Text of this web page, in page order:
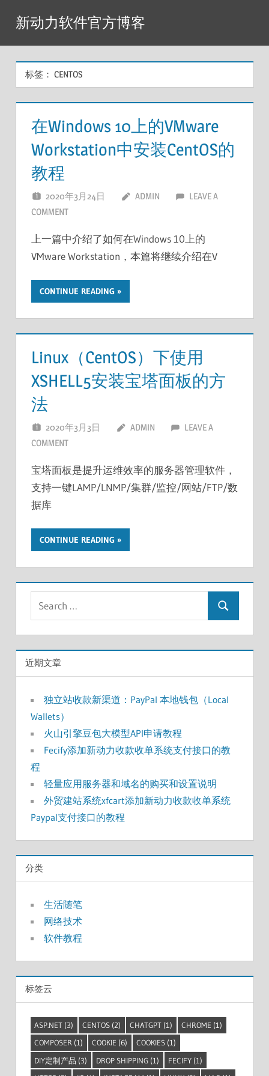
content
新动力软件官方博客
标签： CENTOS
在Windows 10上的VMware
Workstation中安装CentOS的
教程
2020年3月24日 ADMIN
LEAVE A
COMMENT
上一篇中介绍了如何在Windows 10上的
VMware Workstation，本篇将继续介绍在V
CONTINUE READING
Linux（CentOS）下使用
XSHELL5安装宝塔面板的方
法
2020年3月3日 ADMIN
LEAVE A
COMMENT
宝塔面板是提升运维效率的服务器管理软件，
支持一键LAMP/LNMP/集群/监控/网站/FTP/数
据库
CONTINUE READING
Search
近期文章
独立站收款新渠道：PayPal 本地钱包（Local
Wallets）
火山引擎豆包大模型API申请教程
Fecify添加新动力收款收单系统支付接口的教
程
轻量应用服务器和域名的购买和设置说明
外贸建站系统xfcart添加新动力收款收单系统
Paypal支付接口的教程
分类
生活随笔
网络技术
软件教程
标签云
ASP.NET (3) CENTOS (2) CHATGPT (1) CHROME (1)
COMPOSER (1) COOKIE (6) COOKIES (1)
DIY定制产品 (3) DROP SHIPPING (1) FECIFY (1)